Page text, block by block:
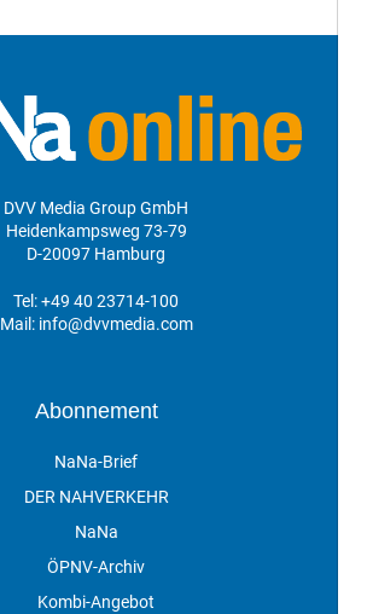
DVV Media Group GmbH
Heidenkampsweg 73-79
D-20097 Hamburg
Tel:+49 40 23714-100
Mail: info@dvvmedia.com
Abonnement
NaNa-Brief
DER NAHVERKEHR
NaNa
ÖPNV-Archiv
Kombi-Angebot